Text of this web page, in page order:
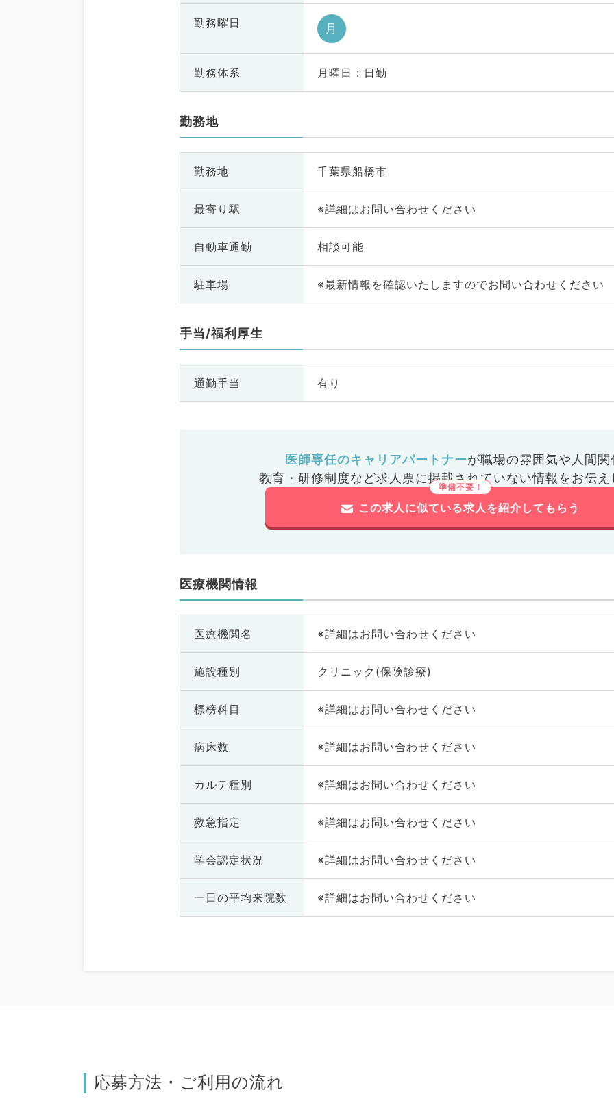
勤務曜日 月
勤務体系 月曜日 : 日勤
勤務地
勤務地 千葉県船橋市
最寄り駅 ※詳細はお問い合わせください
自動車通勤 相談可能
駐車場 ※最新情報を確認いたしますのでお問い合わせください
手当/福利厚生
通勤手当 有り
医師専任のキャリアパートナーが職場の雰囲気や人間関
教育・研修制度など求人票に掲載されていない情報をお伝え
この求人に似ている求人を紹介してもらう
医療機関情報
医療機関名 ※詳細はお問い合わせください
施設種別 クリニック(保険診療)
標榜科目 ※詳細はお問い合わせください
病床数 ※詳細はお問い合わせください
カルテ種別 ※詳細はお問い合わせください
救急指定 ※詳細はお問い合わせください
学会認定状況 ※詳細はお問い合わせください
一日の平均来院数 ※詳細はお問い合わせください
応募方法・ご利用の流れ